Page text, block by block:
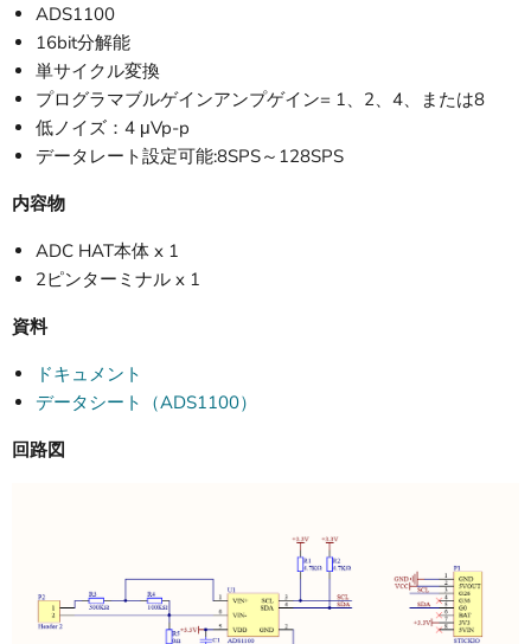
ADS1100
16bit分解能
単サイクル変換
プログラマブルゲインアンプゲイン= 1、2、4、または8
低ノイズ：4 μVp-p
データレート設定可能:8SPS～128SPS
内容物
ADC HAT本体 x 1
2ピンターミナル x 1
資料
ドキュメント
データシート（ADS1100）
回路図